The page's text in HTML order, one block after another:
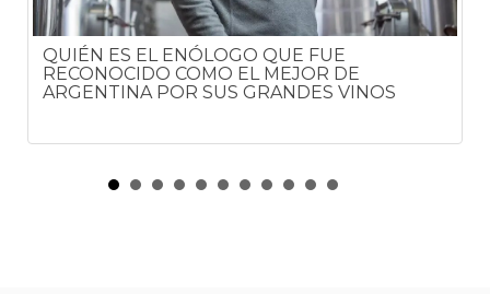
QUIÉN ES EL ENÓLOGO QUE FUE
RECONOCIDO COMO EL MEJOR DE
ARGENTINA POR SUS GRANDES VINOS